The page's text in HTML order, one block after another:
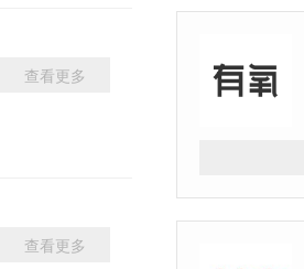
查看更多
查看更多